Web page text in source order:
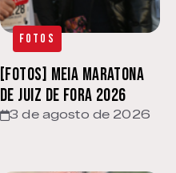
Fotos
[FOTOS] Meia Maratona
de Juiz de Fora 2026
3 de agosto de 2026